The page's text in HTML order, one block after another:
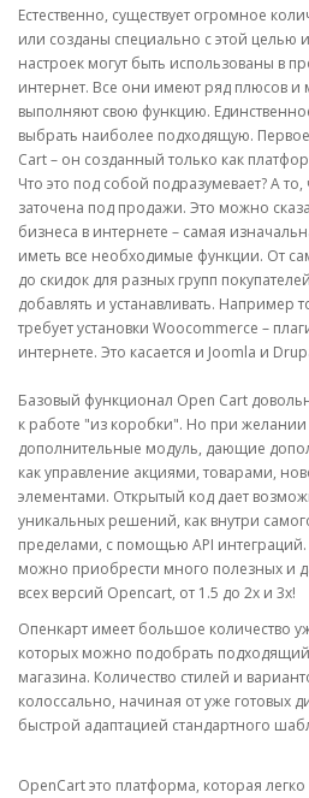
Естественно, существует огромное
или созданы специально с этой целью
настроек могут быть использованы в
интернет. Все они имеют ряд плюсов и
выполняют свою функцию.
выбрать наиболее подходящую.
Cart – он созданный только как
Что это под собой подразумевает? А
заточена под продажи. Это можно
бизнеса в интернете – самая
иметь все необходимые функции. От
до скидок для разных групп
добавлять и устанавливать. Например
требует установки Woocommerce –
интернете. Это касается и Joomla и
Базовый функционал Open Cart
к работе "из коробки". Но при
дополнительные модуль, дающие
как управление акциями, товарами,
элементами. Открытый код дает
уникальных решений, как внутри
пределами, с помощью API интеграций.
можно приобрести много полезных и
всех версий Opencart, от 1.5 до 2x и 3x!
Опенкарт имеет большое количество
которых можно подобрать
магазина. Количество стилей и
колоссально, начиная от уже готовых
быстрой адаптацией стандартного
OpenCart это платформа, которая